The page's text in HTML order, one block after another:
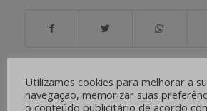
0
Utilizamos cookies para melhorar a
navegação, memorizar suas
o conteúdo publicitário de acordo